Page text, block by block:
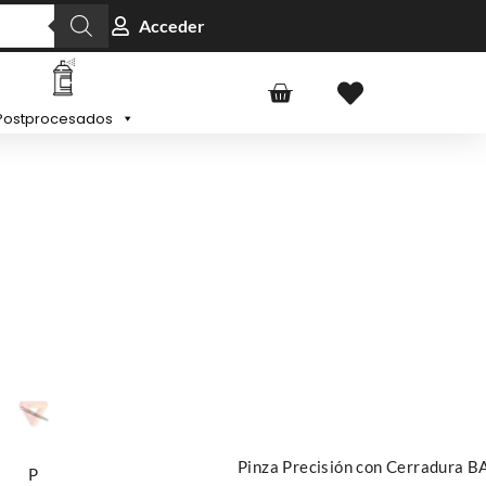
Acceder
carr
ito
P
Pinza Precisión con Cerradura